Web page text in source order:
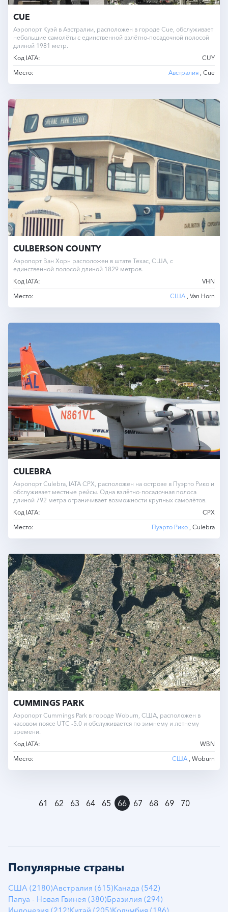
CUE
Аэропорт Куэй в Австралии, расположен в городе Cue, обслуживает
небольшие самолёты с единственной взлётно-посадочной полосой
длиной 1981 метр.
Код IATA:
CUY
Место:
Австралия , Cue
CULBERSON COUNTY
Аэропорт Ван Хорн расположен в штате Техас, США, с
единственной полосой длиной 1829 метров.
Код IATA:
VHN
Место:
США , Van Horn
CULEBRA
Аэропорт Culebra, IATA CPX, расположен на острове в Пуэрто Рико и
обслуживает местные рейсы. Одна взлётно-посадочная полоса
длиной 792 метра ограничивает возможности крупных самолётов.
Код IATA:
CPX
Место:
Пуэрто Рико , Culebra
CUMMINGS PARK
Аэропорт Cummings Park в городе Woburn, США, расположен в
часовом поясе UTC -5.0 и обслуживается по зимнему и летнему
времени.
Код IATA:
WBN
Место:
США , Woburn
61 62 63 64 65 66 67 68 69 70
Популярные страны
США (2180)Австралия (615)Канада (542)
Папуа - Новая Гвинея (380)Бразилия (294)